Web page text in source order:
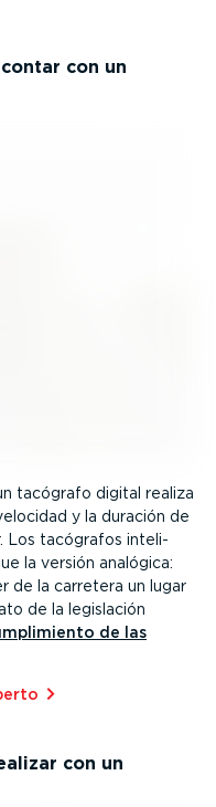
con un
tacógrafo digital realiza
y la duración de
Los tacógrafos inteli­
la versión analógica:
de la carretera un lugar
de la legislación
de las
con un